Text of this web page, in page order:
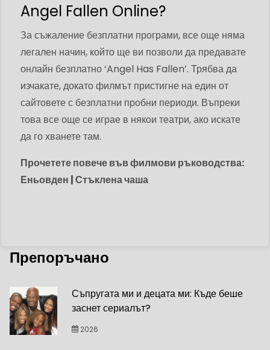
Angel Fallen Online?
За съжаление безплатни програми, все още няма
легален начин, който ще ви позволи да предавате
онлайн безплатно ‘Angel Has Fallen’. Трябва да
изчакате, докато филмът пристигне на един от
сайтовете с безплатни пробни периоди. Въпреки
това все още се играе в някои театри, ако искате
да го хванете там.
Прочетете повече във филмови ръководства:
Еньовден | Стъклена чаша
Препоръчано
Съпругата ми и децата ми: Къде беше
заснет сериалът?
2026